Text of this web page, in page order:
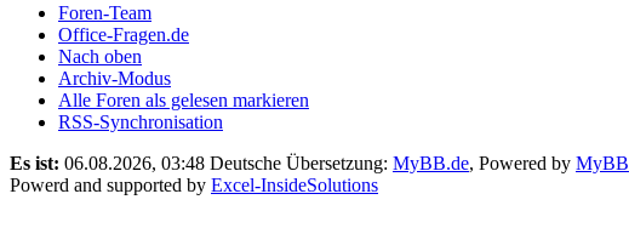
Foren-Team
Office-Fragen.de
Nach oben
Archiv-Modus
Alle Foren als gelesen markieren
RSS-Synchronisation
Es ist: 06.08.2026, 03:48 Deutsche Übersetzung: MyBB.de, Powered by MyBB
Powerd and supported by Excel-InsideSolutions